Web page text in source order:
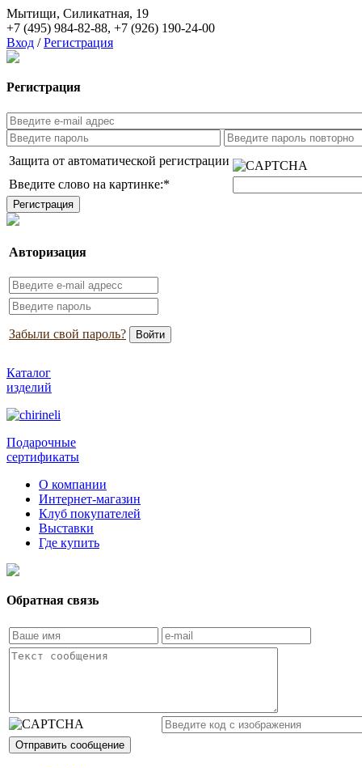
Мытищи, Силикатная, 19
+7 (495) 984-82-88, +7 (926) 190-24-00
Вход / Регистрация
Регистрация
Защита от автоматической регистрации
Введите слово на картинке:*
Авторизация
Забыли свой пароль?
Каталог
изделий
Подарочные
сертификаты
О компании
Интернет-магазин
Клуб покупателей
Выставки
Где купить
Обратная связь